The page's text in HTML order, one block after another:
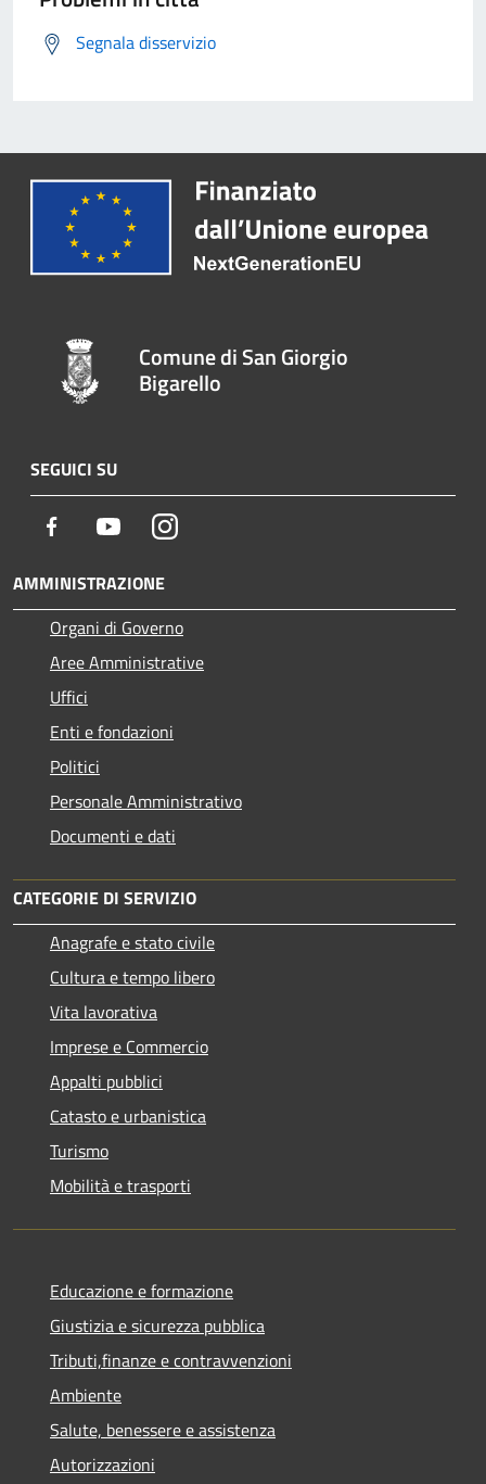
Segnala disservizio
Comune di San Giorgio
Bigarello
SEGUICI SU
Facebook YoutubeInstagram
AMMINISTRAZIONE
Organi di Governo
Aree Amministrative
Uffici
Enti e fondazioni
Politici
Personale Amministrativo
Documenti e dati
CATEGORIE DI SERVIZIO
Anagrafe e stato civile
Cultura e tempo libero
Vita lavorativa
Imprese e Commercio
Appalti pubblici
Catasto e urbanistica
Turismo
Mobilità e trasporti
Educazione e formazione
Giustizia e sicurezza pubblica
Tributi,finanze e contravvenzioni
Ambiente
Salute, benessere e assistenza
Autorizzazioni